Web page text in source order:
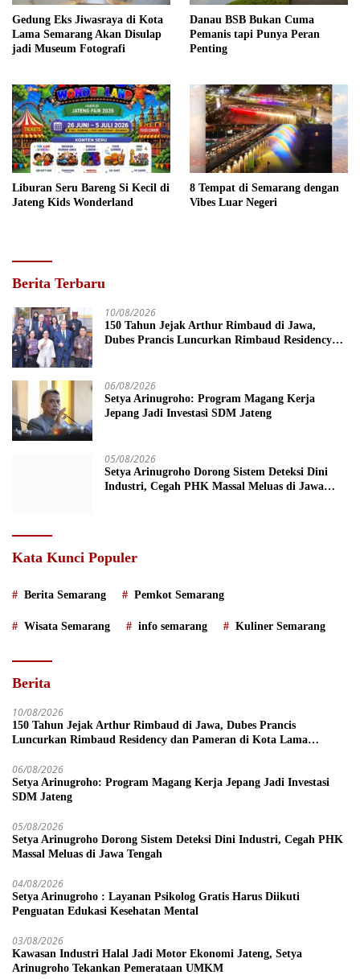
Gedung Eks Jiwasraya di Kota
Lama Semarang Akan Disulap
jadi Museum Fotografi
Danau BSB Bukan Cuma
Pemanis tapi Punya Peran
Penting
Liburan Seru Bareng Si Kecil di
Jateng Kids Wonderland
8 Tempat di Semarang dengan
Vibes Luar Negeri
Berita Terbaru
10/08/2026
150 Tahun Jejak Arthur Rimbaud di Jawa,
Dubes Prancis Luncurkan Rimbaud Residency
06/08/2026
Setya Arinugroho: Program Magang Kerja
Jepang Jadi Investasi SDM Jateng
05/08/2026
Setya Arinugroho Dorong Sistem Deteksi Dini
Industri, Cegah PHK Massal Meluas di Jawa
Kata Kunci Populer
Berita Semarang Pemkot Semarang
Wisata Semarang info semarang Kuliner Semarang
Berita
10/08/2026
150 Tahun Jejak Arthur Rimbaud di Jawa, Dubes Prancis
Luncurkan Rimbaud Residency dan Pameran di Kota Lama
06/08/2026
Setya Arinugroho: Program Magang Kerja Jepang Jadi Investasi
SDM Jateng
05/08/2026
Setya Arinugroho Dorong Sistem Deteksi Dini Industri, Cegah PHK
Massal Meluas di Jawa Tengah
04/08/2026
Setya Arinugroho : Layanan Psikolog Gratis Harus Diikuti
Penguatan Edukasi Kesehatan Mental
03/08/2026
Kawasan Industri Halal Jadi Motor Ekonomi Jateng, Setya
Arinugroho Tekankan Pemerataan UMKM